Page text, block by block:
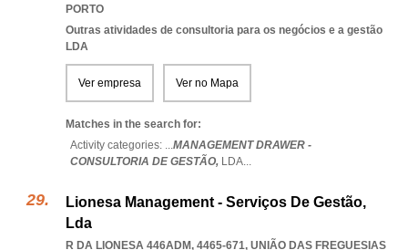
PORTO
Outras atividades de consultoria para os negócios e a gestão
LDA
Ver empresa Ver no Mapa
Matches in the search for:
Activity categories: ...MANAGEMENT DRAWER -
CONSULTORIA DE GESTÃO, LDA...
Lionesa Management - Serviços De Gestão,
Lda
R DA LIONESA 446ADM, 4465-671, UNIÃO DAS FREGUESIAS